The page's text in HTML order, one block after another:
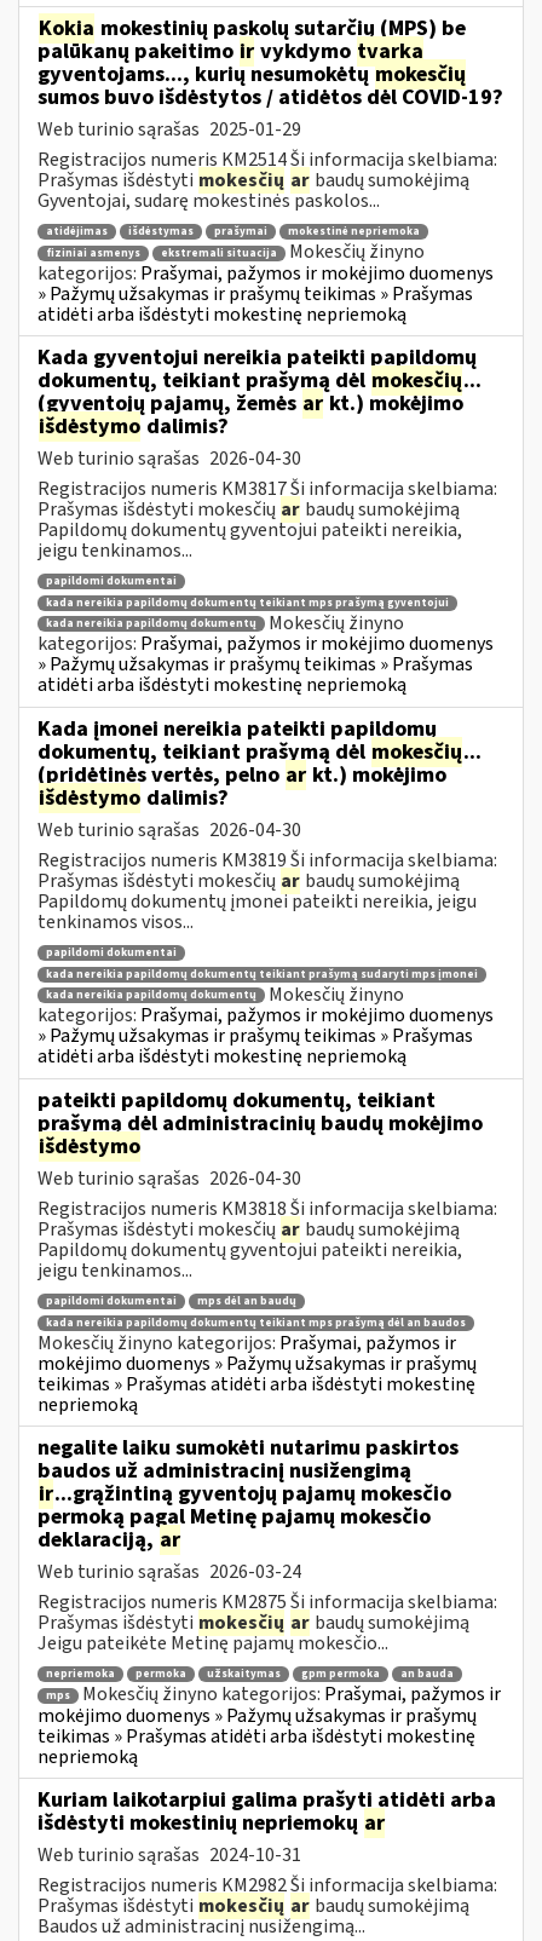
Kokia mokestinių paskolų sutarčių (MPS) be
palūkanų pakeitimo ir vykdymo tvarka
gyventojams..., kurių nesumokėtųmokesčių
sumos buvo išdėstytos / atidėtos dėl COVID-19?
Web turinio sąrašas 2025-01-29
Registracijos numeris KM2514 Ši informacija skelbiama:
Prašymas išdėstyti mokesčių ar baudų sumokėjimą
Gyventojai, sudarę mokestinės paskolos...
atidėjimas išdėstymas prašymai
mokestinė nepriemoka
fiziniai asmenys
ekstremali situacija
Mokesčių žinyno
kategorijos: Prašymai, pažymos ir mokėjimo duomenys
» Pažymų užsakymas ir prašymų teikimas » Prašymas
atidėti arba išdėstyti mokestinę nepriemoką
Kada gyventojui nereikia pateikti papildomų
dokumentų, teikiant prašymą dėl mokesčių...
(gyventojų pajamų, žemės ar kt.) mokėjimo
išdėstymo dalimis?
Web turinio sąrašas 2026-04-30
Registracijos numeris KM3817 Ši informacija skelbiama:
Prašymas išdėstyti mokesčių ar baudų sumokėjimą
Papildomų dokumentų gyventojui pateikti nereikia,
jeigu tenkinamos...
papildomi dokumentai
kada nereikia papildomų dokumentų teikiant mps prašymą gyventojui
kada nereikia papildomų dokumentų
Mokesčių žinyno
kategorijos: Prašymai, pažymos ir mokėjimo duomenys
» Pažymų užsakymas ir prašymų teikimas » Prašymas
atidėti arba išdėstyti mokestinę nepriemoką
Kada įmonei nereikia pateikti papildomų
dokumentų, teikiant prašymą dėl mokesčių...
(pridėtinės vertės, pelno ar kt.) mokėjimo
išdėstymo dalimis?
Web turinio sąrašas 2026-04-30
Registracijos numeris KM3819 Ši informacija skelbiama:
Prašymas išdėstyti mokesčių ar baudų sumokėjimą
Papildomų dokumentų įmonei pateikti nereikia, jeigu
tenkinamos visos...
papildomi dokumentai
kada nereikia papildomų dokumentų teikiant prašymą sudaryti mps įmonei
kada nereikia papildomų dokumentų
Mokesčių žinyno
kategorijos: Prašymai, pažymos ir mokėjimo duomenys
» Pažymų užsakymas ir prašymų teikimas » Prašymas
atidėti arba išdėstyti mokestinę nepriemoką
pateikti papildomų dokumentų, teikiant
prašymą dėl administracinių baudų mokėjimo
išdėstymo
Web turinio sąrašas 2026-04-30
Registracijos numeris KM3818 Ši informacija skelbiama:
Prašymas išdėstyti mokesčių ar baudų sumokėjimą
Papildomų dokumentų gyventojui pateikti nereikia,
jeigu tenkinamos...
papildomi dokumentai
mps dėl an baudų
kada nereikia papildomų dokumentų teikiant mps prašymą dėl an baudos
Mokesčių žinyno kategorijos: Prašymai, pažymos ir
mokėjimo duomenys » Pažymų užsakymas ir prašymų
teikimas » Prašymas atidėti arba išdėstyti mokestinę
nepriemoką
negalite laiku sumokėti nutarimu paskirtos
baudos už administracinį nusižengimą
ir...grąžintiną gyventojų pajamų mokesčio
permoką pagal Metinę pajamų mokesčio
deklaraciją, ar
Web turinio sąrašas 2026-03-24
Registracijos numeris KM2875 Ši informacija skelbiama:
Prašymas išdėstyti mokesčių ar baudų sumokėjimą
Jeigu pateikėte Metinę pajamų mokesčio...
nepriemoka permoka užskaitymas gpm permoka
an bauda
mps
Mokesčių žinyno kategorijos: Prašymai, pažymos ir
mokėjimo duomenys » Pažymų užsakymas ir prašymų
teikimas » Prašymas atidėti arba išdėstyti mokestinę
nepriemoką
Kuriam laikotarpiui galima prašyti atidėti arba
išdėstyti mokestinių nepriemokų ar
Web turinio sąrašas 2024-10-31
Registracijos numeris KM2982 Ši informacija skelbiama:
Prašymas išdėstyti mokesčių ar baudų sumokėjimą
Baudos už administracinį nusižengimą...